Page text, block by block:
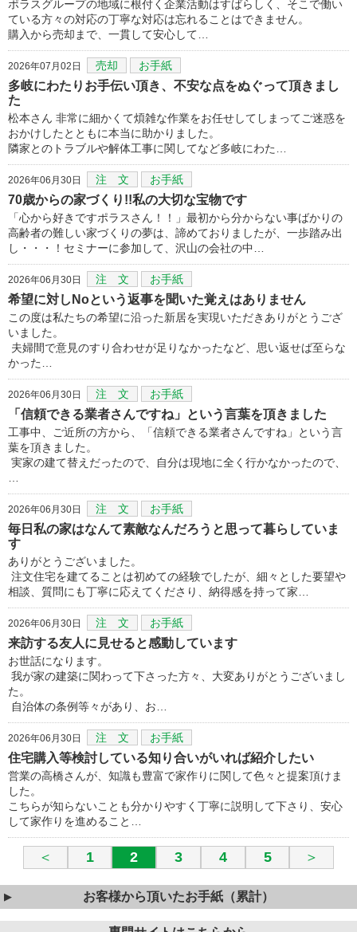
ポラスグループの地域に根付く企業活動はすばらしく、そこで働い
ている方々の対応の丁寧な対応は忘れることはできません。
購入から売却まで、一貫して安心して…
2026年07月02日 売却 お手紙
多岐にわたりお手伝い頂き、不安な点をぬぐって頂きまし
た
松本さん 非常に細かくて煩雑な作業をお任せしてしまってご迷惑を
おかけしたとともに本当に助かりました。
隣家とのトラブルや解体工事に関してなど多岐にわた…
2026年06月30日 注 文 お手紙
70歳からの家づくり!!私の大切な宝物です
「心から好きですポラスさん！！」最初から分からない事ばかりの
高齢者の難しい家づくりの夢は、諦めておりましたが、一歩踏み出
し・・・！セミナーに参加して、沢山の会社の中…
2026年06月30日 注 文 お手紙
希望に対しNoという返事を聞いた覚えはありません
この度は私たちの希望に沿った新居を実現いただきありがとうござ
いました。
夫婦間で意見のすり合わせが足りなかったなど、思い返せば至らな
かった…
2026年06月30日 注 文 お手紙
「信頼できる業者さんですね」という言葉を頂きました
工事中、ご近所の方から、「信頼できる業者さんですね」という言
葉を頂きました。
実家の建て替えだったので、自分は現地に全く行かなかったので、
2026年06月30日 注 文 お手紙
毎日私の家はなんて素敵なんだろうと思って暮らしていま
す
ありがとうございました。
注文住宅を建てることは初めての経験でしたが、細々とした要望や
相談、質問にも丁寧に応えてくださり、納得感を持って家…
2026年06月30日 注 文 お手紙
来訪する友人に見せると感動しています
お世話になります。
我が家の建築に関わって下さった方々、大変ありがとうございまし
た。
自治体の条例等々があり、お…
2026年06月30日 注 文 お手紙
住宅購入等検討している知り合いがいれば紹介したい
営業の高橋さんが、知識も豊富で家作りに関して色々と提案頂けま
した。
こちらが知らないことも分かりやすく丁寧に説明して下さり、安心
して家作りを進めること…
＜ 1 2 3 4 5 ＞
お客様から頂いたお手紙（累計）